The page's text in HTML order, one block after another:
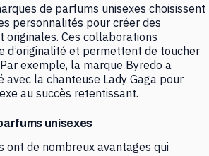
de parfums unisexes choisissent
personnalités pour créer des
originales. Ces collaborations
d’originalité et permettent de toucher
exemple, la marque Byredo a
la chanteuse Lady Gaga pour
au succès retentissant.
unisexes
ont de nombreux avantages qui